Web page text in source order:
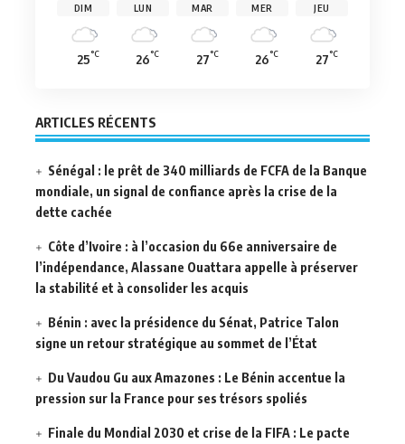
DIM
25°C
LUN
26°C
MAR
27°C
MER
26°C
JEU
27°C
ARTICLES RÉCENTS
Sénégal : le prêt de 340 milliards de FCFA de la Banque
mondiale, un signal de confiance après la crise de la
dette cachée
Côte d’Ivoire : à l’occasion du 66e anniversaire de
l’indépendance, Alassane Ouattara appelle à préserver
la stabilité et à consolider les acquis
Bénin : avec la présidence du Sénat, Patrice Talon
signe un retour stratégique au sommet de l’État
Du Vaudou Gu aux Amazones : Le Bénin accentue la
pression sur la France pour ses trésors spoliés
Finale du Mondial 2030 et crise de la FIFA : Le pacte